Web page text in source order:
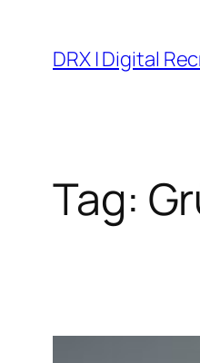
DRX | Digital
Tag: